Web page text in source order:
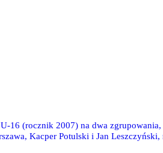
16 (rocznik 2007) na dwa
Kacper Potulski i Jan